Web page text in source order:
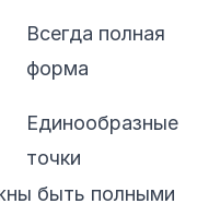
Всегда полная
форма
Единообразные
точки
быть полными